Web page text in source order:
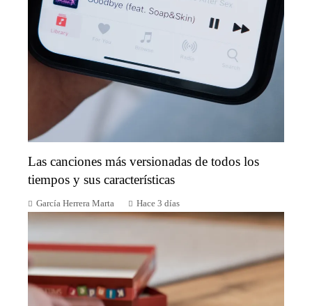
Las canciones más versionadas de todos los
tiempos y sus características
García Herrera Marta Hace 3 días